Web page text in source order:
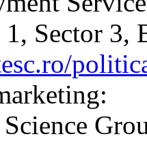
1, Sector 3,